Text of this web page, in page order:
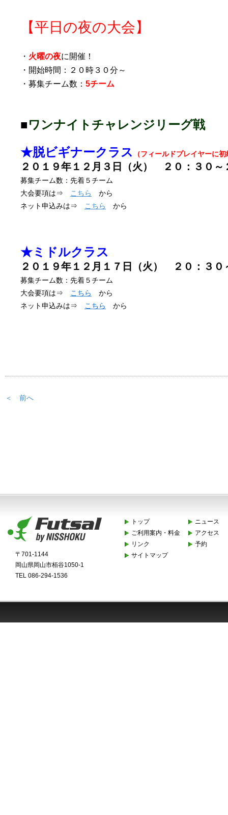
【平日の夜の大会】
・ 火曜の夜に開催！
・開始時間：２０時３０分～
・募集チーム数： 5チーム
■ワンナイト チャレンジ リーグ戦
★脱ビギナークラス
（フィールドプレイヤーに
２０１９年１２月３日（火） ２０：３０～
募集チーム数：先着５チーム
大会要項は⇒
こちら
から
ネット申込みは⇒
こちら から
★ミドルクラス
２０１９年１２月１７ 日（火） ２０：３０
募集チーム数：先着５チーム
大会要項は⇒
こちら
から
ネット申込みは⇒
こちら から
＜ 前へ
〒701-1144
岡山県岡山市栢谷1050-1
TEL 086-294-1536
トップ
ニュース
ご利用案内・料金
アクセス
リンク
予約
サイトマップ